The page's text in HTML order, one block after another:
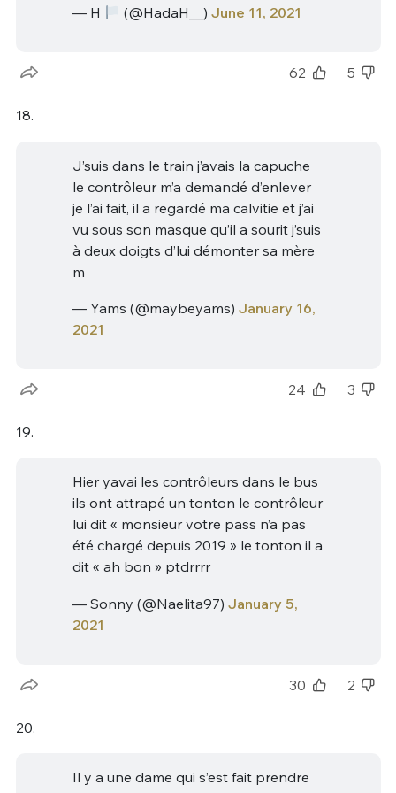
— H (@HadaH__) June 11, 2021
62 5
18.
J’suis dans le train j’avais la capuche
le contrôleur m’a demandé d’enlever
je l’ai fait, il a regardé ma calvitie et j’ai
vu sous son masque qu’il a sourit j’suis
à deux doigts d’lui démonter sa mère
m
— Yams (@maybeyams) January 16,
2021
24 3
19.
Hier yavai les contrôleurs dans le bus
ils ont attrapé un tonton le contrôleur
lui dit « monsieur votre pass n’a pas
été chargé depuis 2019 » le tonton il a
dit « ah bon » ptdrrrr
— Sonny (@Naelita97) January 5,
2021
30 2
20.
Il y a une dame qui s’est fait prendre